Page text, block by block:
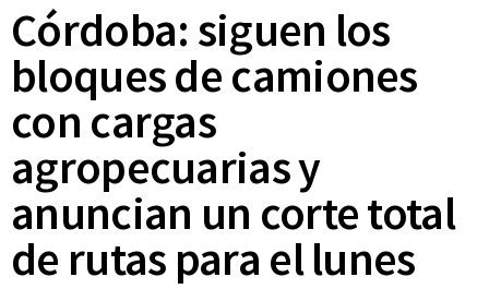
Córdoba: siguen los
bloques de camiones
con cargas
agropecuarias y
anuncian un corte total
de rutas para el lunes